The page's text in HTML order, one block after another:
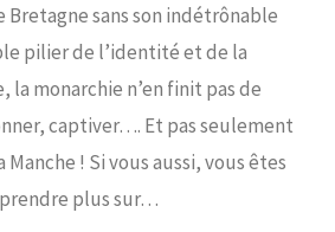
Bretagne sans son indétrônable
pilier de l’identité et de la
monarchie n’en finit pas de
captiver…. Et pas seulement
! Si vous aussi, vous êtes
plus sur…